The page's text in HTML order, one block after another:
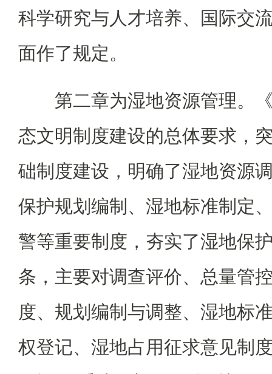
科学研究与人才培养、国际交
面作了规定。
第二章为湿地资源管理。
态文明制度建设的总体要求，
础制度建设，明确了湿地资源
保护规划编制、湿地标准制定
警等重要制度，夯实了湿地保
条，主要对调查评价、总量管
度、规划编制与调整、湿地标
权登记、湿地占用征求意见制